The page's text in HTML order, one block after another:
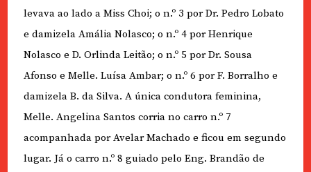
levava ao lado a Miss Choi; o n.º 3 por Dr. Pedro Lobato
e damizela Amália Nolasco; o n.º 4 por Henrique
Nolasco e D. Orlinda Leitão; o n.º 5 por Dr. Sousa
Afonso e Melle. Luísa Ambar; o n.º 6 por F. Borralho e
damizela B. da Silva. A única condutora feminina,
Melle. Angelina Santos corria no carro n.º 7
acompanhada por Avelar Machado e ficou em segundo
lugar. Já o carro n.º 8 guiado pelo Eng. Brandão de